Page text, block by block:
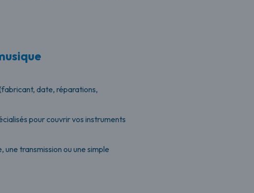
date, réparations,
pour couvrir vos instruments
une transmission ou une simple